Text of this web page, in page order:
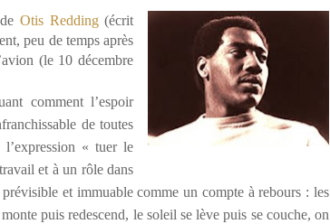
deOtis Redding(écrit
peu de temps après
(le 10 décembre
comment l’espoir
de toutes
l’expression « tuer le
et à un rôle dans
et immuable comme un compte à rebours : les
puis redescend, le soleil se lève puis se couche, on